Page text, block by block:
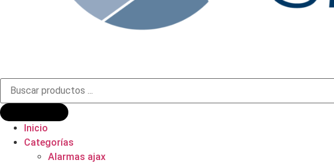
Búsqueda
productos
Inicio
Categorías
Alarmas ajax